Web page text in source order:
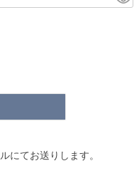
にてお送りします。